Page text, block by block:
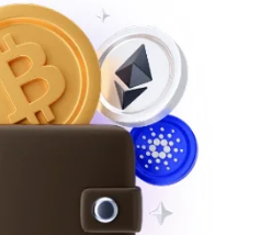
ها به عنوان دارایی غیر فیزیکی برای
در سال های اخیر خرید ارزهای
مقابله با تورم، سرمایه گذاری و
خرید ارز دیجیتال از صرافی های